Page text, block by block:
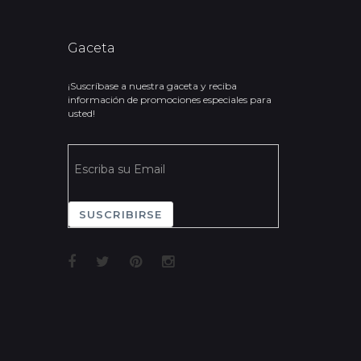
Gaceta
¡Suscríbase a nuestra gaceta y reciba
información de promociones especiales para
usted!
SUSCRIBIRSE